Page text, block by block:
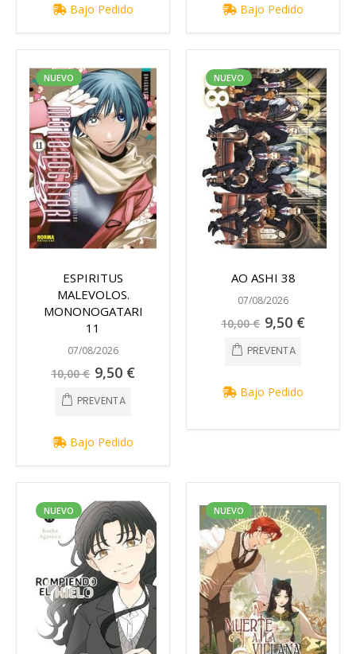
Bajo Pedido Bajo Pedido
NUEVO
ESPIRITUS
MALEVOLOS.
MONONOGATARI
11
07/08/2026
10,00 € Precio
especial
9,50 €
PREVENTA
Bajo Pedido
NUEVO
AO ASHI 38
07/08/2026
10,00 € Precio
especial
9,50 €
PREVENTA
Bajo Pedido
NUEVO NUEVO